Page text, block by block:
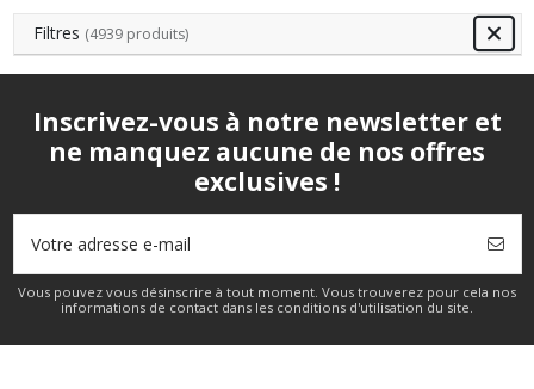
Filtres (4939 produits)
Inscrivez-vous à notre newsletter et
ne manquez aucune de nos offres
exclusives !
Vous pouvez vous désinscrire à tout moment. Vous trouverez pour cela nos
informations de contact dans les conditions d'utilisation du site.